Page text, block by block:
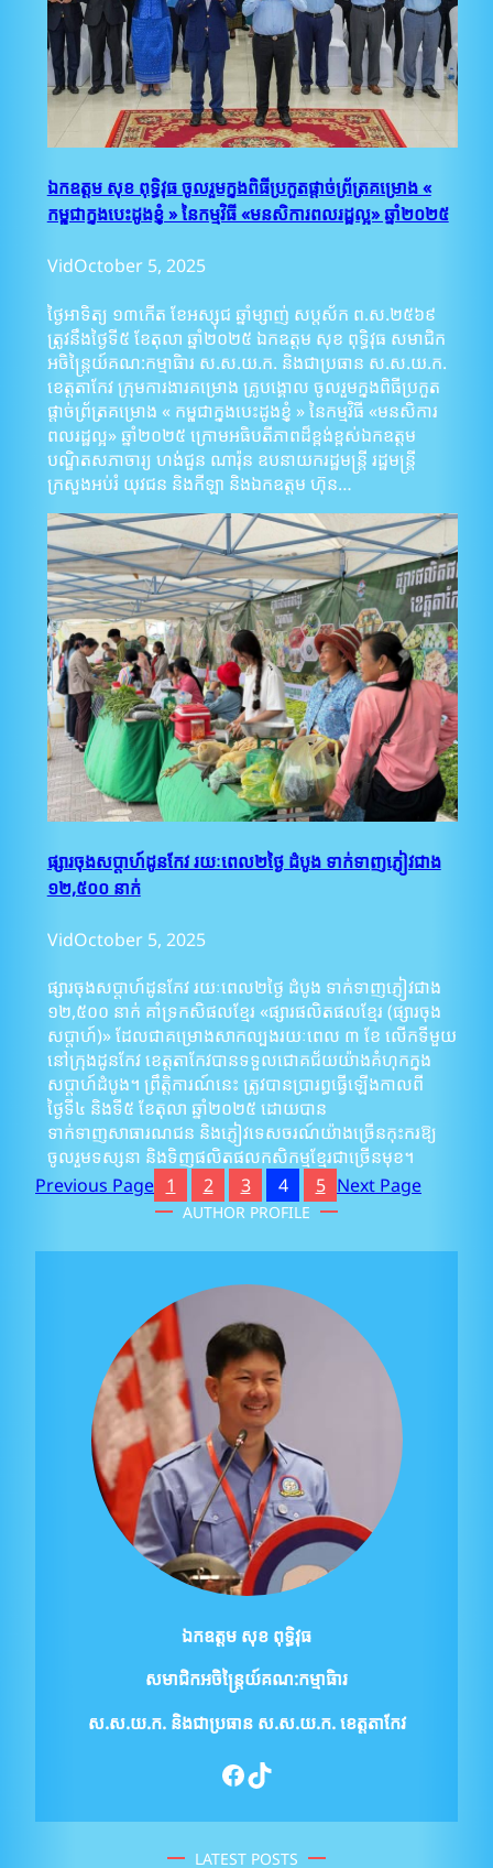
ឯកឧត្ដម សុខ ពុទ្ធិវុធ ចូលរួមក្នុងពិធីប្រកួតផ្តាច់ព្រ័ត្រគម្រោង «
កម្ពុជាក្នុងបេះដូងខ្ញុំ » នៃកម្មវិធី «មនសិការពលរដ្ឋល្អ» ឆ្នាំ២០២៥
VidOctober 5, 2025
ថ្ងៃអាទិត្យ ១៣កើត ខែអស្សុជ ឆ្នាំម្សាញ់ សប្តស័ក ព.ស.២៥៦៩
ត្រូវនឹងថ្ងៃទី៥ ខែតុលា ឆ្នាំ២០២៥ ឯកឧត្ដម សុខ ពុទ្ធិវុធ សមាជិក
អចិន្ត្រៃយ៍គណ:កម្មាធិារ ស.ស.យ.ក. និងជាប្រធាន ស.ស.យ.ក.
ខេត្តតាកែវ ក្រុមការងារគម្រោង គ្រូបង្គោល ចូលរួមក្នុងពិធីប្រកួត
ផ្តាច់ព្រ័ត្រគម្រោង « កម្ពុជាក្នុងបេះដូងខ្ញុំ » នៃកម្មវិធី «មនសិការ
ពលរដ្ឋល្អ» ឆ្នាំ២០២៥ ក្រោមអធិបតីភាពដ៏ខ្ពង់ខ្ពស់ឯកឧត្ដម
បណ្ឌិតសភាចារ្យ ហង់ជួន ណារ៉ុន ឧបនាយករដ្ឋមន្រ្តី រដ្ឋមន្ត្រី
ក្រសួងអប់រំ យុវជន និងកីឡា និងឯកឧត្ដម ហ៊ុន…
ផ្សារចុងសប្តាហ៍ដូនកែវ រយៈពេល២ថ្ងៃ ដំបូង ទាក់ទាញភ្ញៀវជាង
១២,៥០០ នាក់
VidOctober 5, 2025
ផ្សារចុងសប្តាហ៍ដូនកែវ រយៈពេល២ថ្ងៃ ដំបូង ទាក់ទាញភ្ញៀវជាង
១២,៥០០ នាក់ គាំទ្រកសិផលខ្មែរ «ផ្សារផលិតផលខ្មែរ (ផ្សារចុង
សប្តាហ៍)» ដែលជាគម្រោងសាកល្បងរយៈពេល ៣ ខែ លើកទីមួយ
នៅក្រុងដូនកែវ ខេត្តតាកែវបានទទួលជោគជ័យយ៉ាងគំហុកក្នុង
សប្តាហ៍ដំបូង។ ព្រឹត្តិការណ៍នេះ ត្រូវបានប្រារព្ធធ្វើឡើងកាលពី
ថ្ងៃទី៤ និងទី៥ ខែតុលា ឆ្នាំ២០២៥ ដោយបាន
ទាក់ទាញសាធារណជន និងភ្ញៀវទេសចរណ៍យ៉ាងច្រើនកុះករឱ្យ
ចូលរួមទស្សនា និងទិញផលិតផលកសិកម្មខ្មែរជាច្រើនមុខ។
Previous Page 1 2 3 4 5 Next Page
AUTHOR PROFILE
ឯកឧត្ដម សុខ ពុទ្ធិវុធ
សមាជិកអចិន្ត្រៃយ៍គណ:កម្មាធិារ
ស.ស.យ.ក. និងជាប្រធាន ស.ស.យ.ក. ខេត្តតាកែវ
Facebook TikTok
LATEST POSTS